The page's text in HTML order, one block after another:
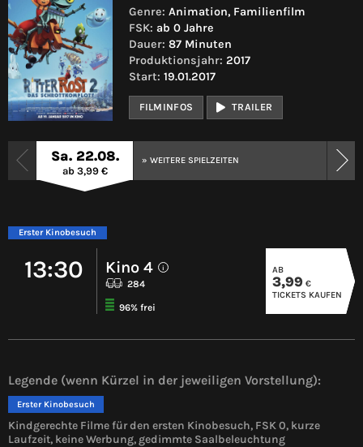
Genre: Animation, Familienfilm
FSK: ab 0 Jahre
Dauer: 87 Minuten
Produktionsjahr: 2017
Start: 19.01.2017
FILMINFOS TRAILER
Sa. 22.08.
ab 3,99 €
» WEITERE SPIELZEITEN
Erster Kinobesuch
13:30 Kino 4 i
284
96% frei
AB
3,99 €
TICKETS KAUFEN
Legende (wenn Kürzel in der jeweiligen Vorstellung):
Erster Kinobesuch
Kindgerechte Filme für den ersten Kinobesuch, FSK 0, kurze
Laufzeit, keine Werbung, gedimmte Saalbeleuchtung